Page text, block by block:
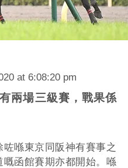
at 6:08:20 pm
兩場三級賽，戰果係
咗喺東京同阪神有賽事之
嘅函館賽期亦都開始。喺